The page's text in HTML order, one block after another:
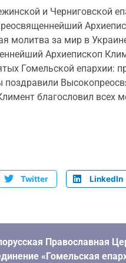
и Черниговской
молитва за мир в
Архиепископ
Гомельской епархии:
благословил всех
Twitter LinkedIn
Православная
«Гомельская